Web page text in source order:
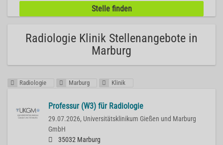
Radiologie Klinik Stellenangebote in
Marburg
Radiologie Marburg Klinik
Professur (W3) für Radiologie
29.07.2026, Universitätsklinikum Gießen und Marburg
GmbH
35032 Marburg